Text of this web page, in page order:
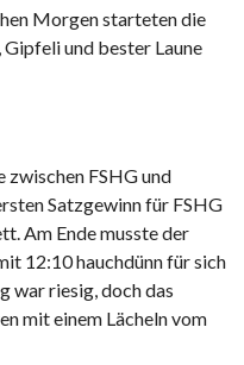
Morgen starteten die
und bester Laune
zwischen FSHG und
Satzgewinn für FSHG
Am Ende musste der
12:10 hauchdünn für sich
war riesig, doch das
mit einem Lächeln vom